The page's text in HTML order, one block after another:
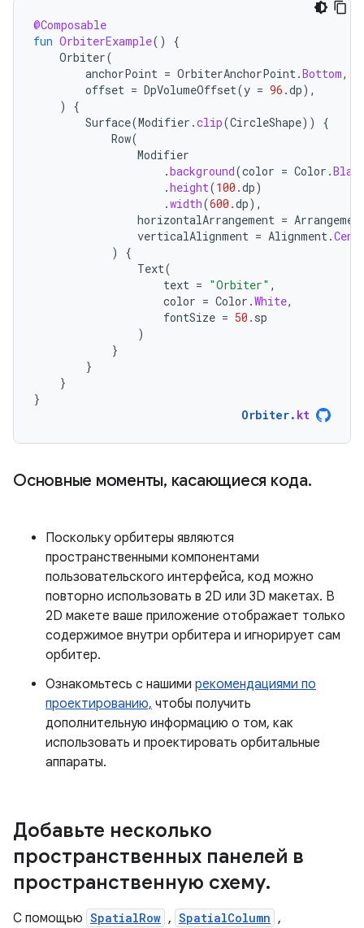
@Composable
fun OrbiterExample()
{
Orbiter(
anchorPoint = OrbiterAnchorPoint .Bottom,
offset = DpVolumeOffset(y = 96.dp),
)
{
Surface(Modifier .clip(CircleShape))
{
Row(
Modifier
.background(color = Color .
.height(100.dp)
.width(600.dp),
horizontalArrangement =
verticalAlignment = Alignment .
)
{
Text(
text = "Orbiter" ,
color = Color .White,
fontSize = 50. sp
)
}
}
}
}
Orbiter. kt
Основные моменты, касающиеся кода.
Поскольку орбитеры являются
пространственными компонентами
пользовательского интерфейса, код можно
повторно использовать в 2D или 3D макетах. В
2D макете ваше приложение отображает только
содержимое внутри орбитера и игнорирует сам
орбитер.
Ознакомьтесь с нашими рекомендациями по
проектированию, чтобы получить
дополнительную информацию о том, как
использовать и проектировать орбитальные
аппараты.
Добавьте несколько
пространственных панелей в
пространственную схему.
С помощью SpatialRow , SpatialColumn ,